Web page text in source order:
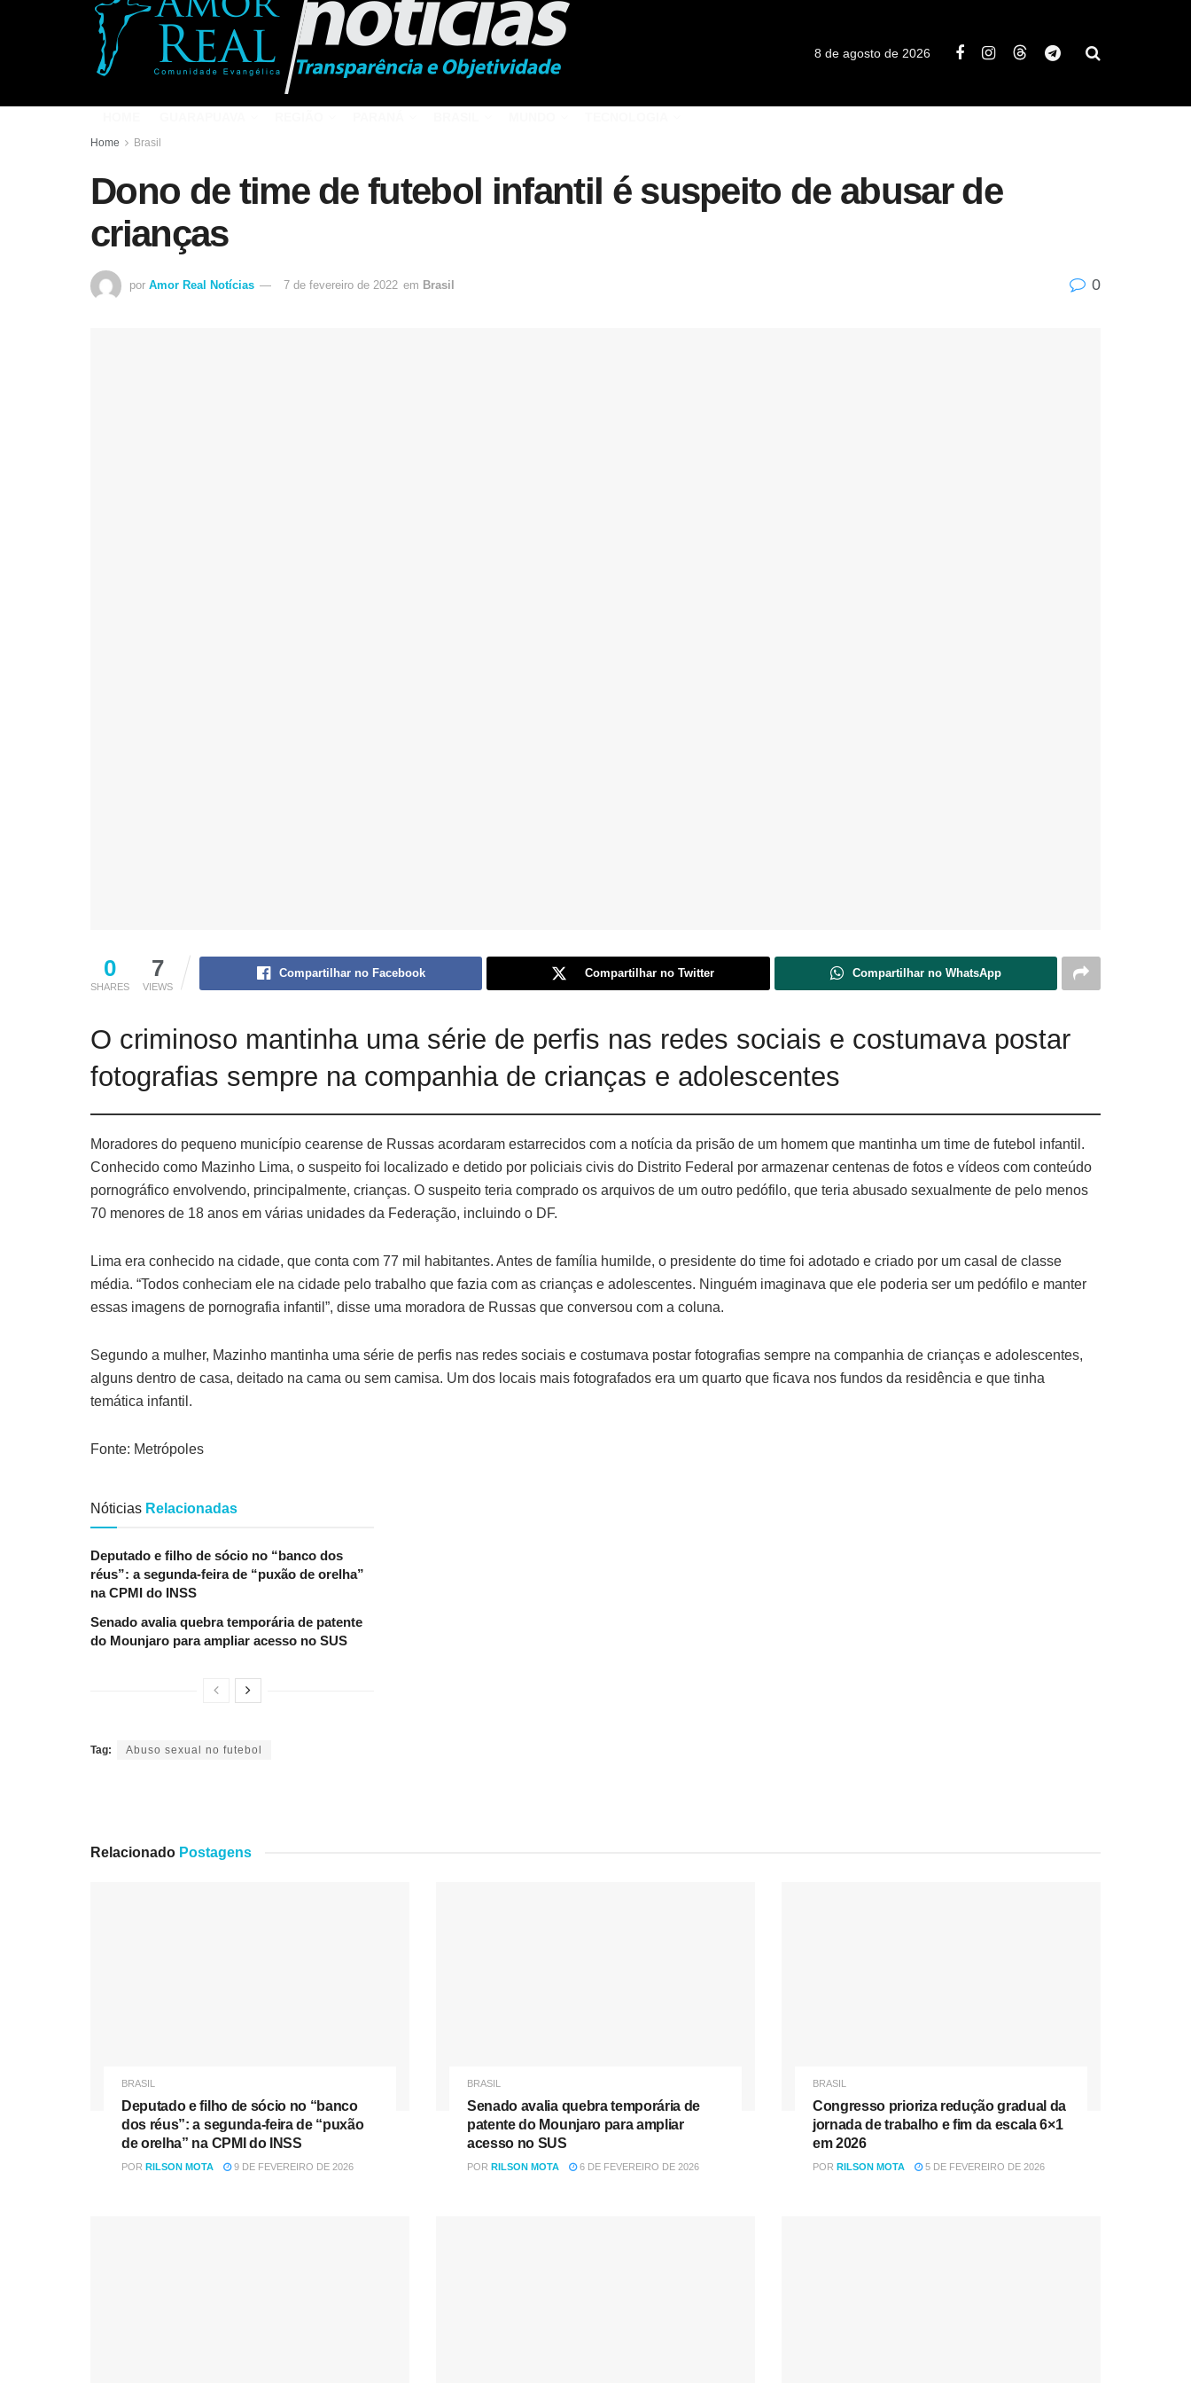
8 de agosto de 2026
Home Brasil
Dono de time de futebol infantil é suspeito de abusar de
crianças
por Amor Real Notícias 7 de fevereiro de 2022 em Brasil 0
0
SHARES
7
VIEWS
Compartilhar no Facebook Compartilhar no Twitter Compartilhar no WhatsApp
O criminoso mantinha uma série de perfis nas redes sociais e costumava postar
fotografias sempre na companhia de crianças e adolescentes
Moradores do pequeno município cearense de Russas acordaram estarrecidos com a notícia da prisão de um homem que mantinha um time de futebol infantil.
Conhecido como Mazinho Lima, o suspeito foi localizado e detido por policiais civis do Distrito Federal por armazenar centenas de fotos e vídeos com conteúdo
pornográfico envolvendo, principalmente, crianças. O suspeito teria comprado os arquivos de um outro pedófilo, que teria abusado sexualmente de pelo menos
70 menores de 18 anos em várias unidades da Federação, incluindo o DF.
Lima era conhecido na cidade, que conta com 77 mil habitantes. Antes de família humilde, o presidente do time foi adotado e criado por um casal de classe
média. “Todos conheciam ele na cidade pelo trabalho que fazia com as crianças e adolescentes. Ninguém imaginava que ele poderia ser um pedófilo e manter
essas imagens de pornografia infantil”, disse uma moradora de Russas que conversou com a coluna.
Segundo a mulher, Mazinho mantinha uma série de perfis nas redes sociais e costumava postar fotografias sempre na companhia de crianças e adolescentes,
alguns dentro de casa, deitado na cama ou sem camisa. Um dos locais mais fotografados era um quarto que ficava nos fundos da residência e que tinha
temática infantil.
Fonte: Metrópoles
Nóticias Relacionadas
Deputado e filho de sócio no “banco dos
réus”: a segunda-feira de “puxão de orelha”
na CPMI do INSS
Senado avalia quebra temporária de patente
do Mounjaro para ampliar acesso no SUS
Tag: Abuso sexual no futebol
Relacionado Postagens
BRASIL
Deputado e filho de sócio no “banco
dos réus”: a segunda-feira de “puxão
de orelha” na CPMI do INSS
POR RILSON MOTA 9 DE FEVEREIRO DE 2026
BRASIL
Senado avalia quebra temporária de
patente do Mounjaro para ampliar
acesso no SUS
POR RILSON MOTA 6 DE FEVEREIRO DE 2026
BRASIL
Congresso prioriza redução gradual da
jornada de trabalho e fim da escala 6×1
em 2026
POR RILSON MOTA 5 DE FEVEREIRO DE 2026